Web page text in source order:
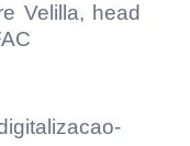
Velilla, head